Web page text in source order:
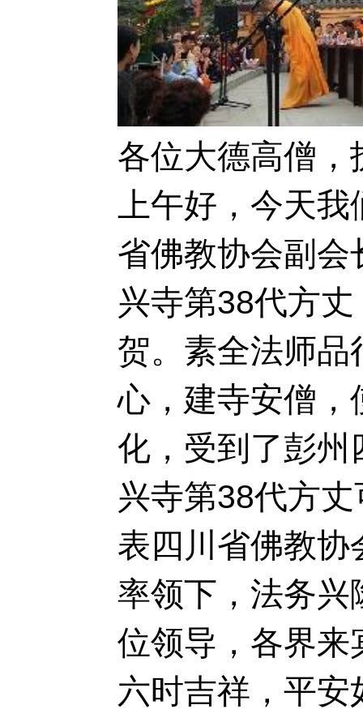
各位大德高僧
上午好，今天
省佛教协会副
兴寺第38代方
贺。素全法师
心，建寺安僧，
化，受到了彭州
兴寺第38代方
表四川省佛教
率领下，法务兴
位领导，各界来
六时吉祥，平